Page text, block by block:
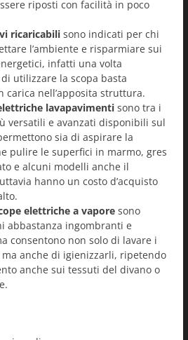
riposti con facilità in poco
ricaricabili sono indicati per chi
l’ambiente e risparmiare sui
infatti una volta
utilizzare la scopa basta
carica nell’apposita struttura.
lavapavimenti sono tra i
versatili e avanzati disponibili sul
sia di aspirare la
pulire le superfici in marmo, gres
e alcuni modelli anche il
hanno un costo d’acquisto
elettriche a vapore sono
abbastanza ingombranti e
consentono non solo di lavare i
anche di igienizzarli, ripetendo
anche sui tessuti del divano o